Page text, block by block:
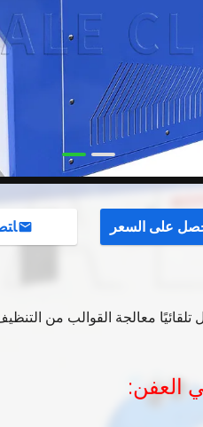
على السعر
معالجة القوالب من
العفن: